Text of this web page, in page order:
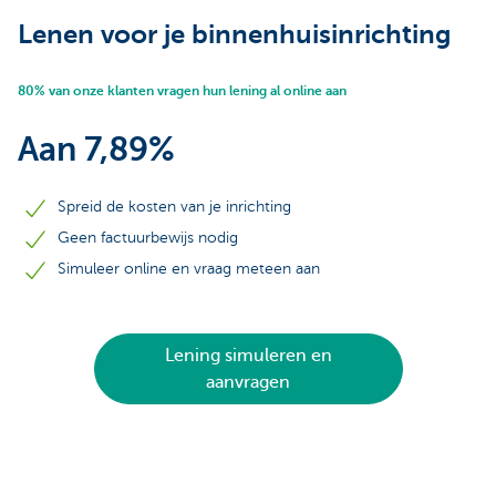
Lenen voor je binnenhuisinrichting
80% van onze klanten vragen hun lening al online aan
Aan 7,89%
Spreid de kosten van je inrichting
Geen factuurbewijs nodig
Simuleer online en vraag meteen aan
Lening simuleren en
aanvragen